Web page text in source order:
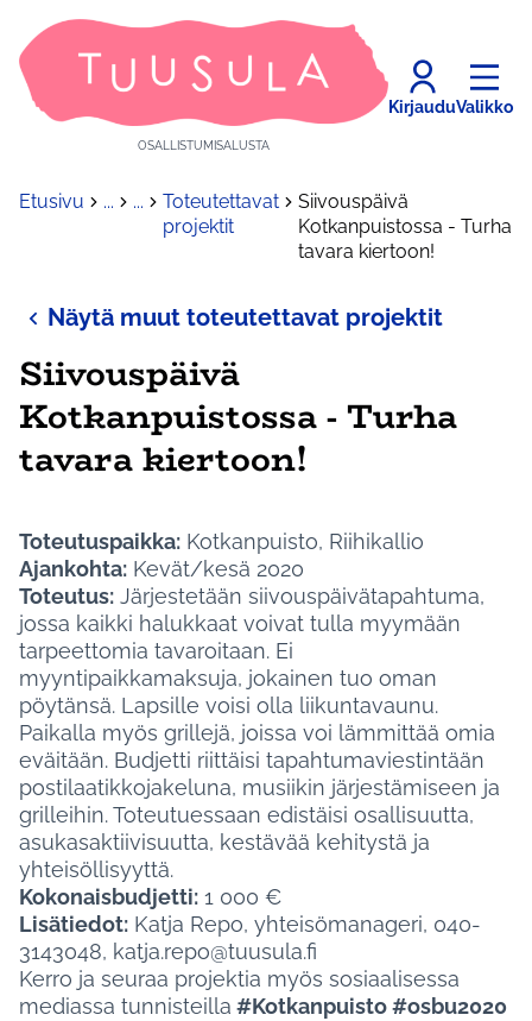
OSALLISTUMISALUSTA
KirjauduValikko
Etusivu ... ...
Toteutettavat
projektit
Siivouspäivä
Kotkanpuistossa - Turha
tavara kiertoon!
Näytä muut toteutettavat projektit
Siivouspäivä
Kotkanpuistossa - Turha
tavara kiertoon!
Toteutuspaikka: Kotkanpuisto, Riihikallio
Ajankohta: Kevät/kesä 2020
Toteutus: Järjestetään siivouspäivätapahtuma,
jossa kaikki halukkaat voivat tulla myymään
tarpeettomia tavaroitaan. Ei
myyntipaikkamaksuja, jokainen tuo oman
pöytänsä. Lapsille voisi olla liikuntavaunu.
Paikalla myös grillejä, joissa voi lämmittää omia
eväitään. Budjetti riittäisi tapahtumaviestintään
postilaatikkojakeluna, musiikin järjestämiseen ja
grilleihin. Toteutuessaan edistäisi osallisuutta,
asukasaktiivisuutta, kestävää kehitystä ja
yhteisöllisyyttä.
Kokonaisbudjetti: 1 000 €
Lisätiedot: Katja Repo, yhteisömanageri, 040-
3143048, katja.repo@tuusula.fi
Kerro ja seuraa projektia myös sosiaalisessa
mediassa tunnisteilla #Kotkanpuisto #osbu2020